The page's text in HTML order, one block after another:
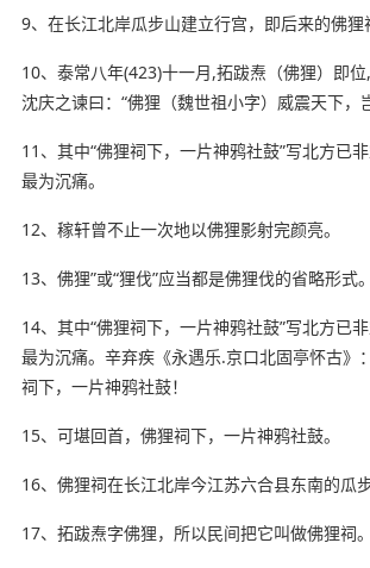
9、在长江北岸瓜步山建立行宫，即后来的佛狸
10、泰常八年(423)十一月,拓跋焘（佛狸）即位
沈庆之谏曰：“佛狸（魏世祖小字）威震天下，
11、其中“佛狸祠下，一片神鸦社鼓”写北方已非
最为沉痛。
12、稼轩曾不止一次地以佛狸影射完颜亮。
13、佛狸”或“狸伐”应当都是佛狸伐的省略形式。
14、其中“佛狸祠下，一片神鸦社鼓”写北方已非
最为沉痛。辛弃疾《永遇乐.京口北固亭怀古》
祠下，一片神鸦社鼓！
15、可堪回首，佛狸祠下，一片神鸦社鼓。
16、佛狸祠在长江北岸今江苏六合县东南的瓜步
17、拓跋焘字佛狸，所以民间把它叫做佛狸祠。